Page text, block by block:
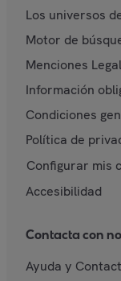
Los universos
Motor de
Menciones
Información
Condiciones
Política de
Configurar mis
Accesibilidad
Contacta con
Ayuda y